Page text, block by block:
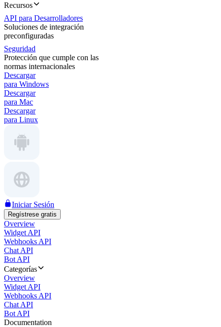
Recursos
API para Desarrolladores
Soluciones de integración
preconfiguradas
Seguridad
Protección que cumple con las
normas internacionales
Descargar
para Windows
Descargar
para Mac
Descargar
para Linux
Iniciar Sesión
Regístrese gratis
Overview
Widget API
Webhooks API
Chat API
Bot API
Categorías
Overview
Widget API
Webhooks API
Chat API
Bot API
Documentation